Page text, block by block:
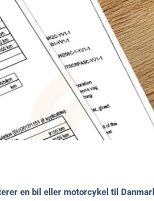
en bil eller motorcykel til